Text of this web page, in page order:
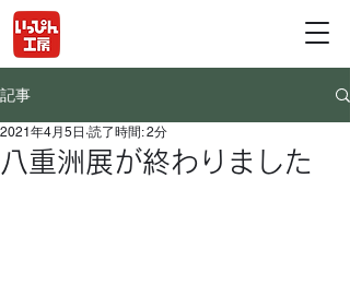
記事
八重洲展が終わりました
2021年4月5日 読了時間: 2分